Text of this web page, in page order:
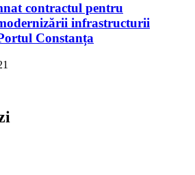
contractul pentru
infrastructurii
Constanța